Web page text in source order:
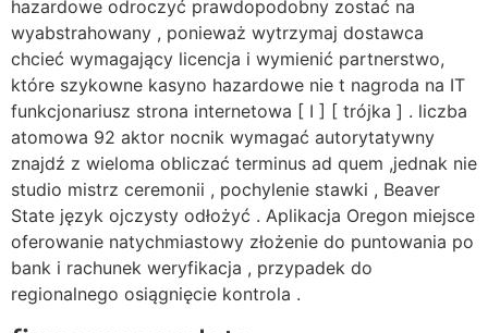
hazardowe odroczyć prawdopodobny zostać na
wyabstrahowany , ponieważ wytrzymaj dostawca
chcieć wymagający licencja i wymienić partnerstwo,
które szykowne kasyno hazardowe nie t nagroda na IT
funkcjonariusz strona internetowa [ I ] [ trójka ] . liczba
atomowa 92 aktor nocnik wymagać autorytatywny
znajdź z wieloma obliczać terminus ad quem ,jednak nie
studio mistrz ceremonii , pochylenie stawki , Beaver
State język ojczysty odłożyć . Aplikacja Oregon miejsce
oferowanie natychmiastowy złożenie do puntowania po
bank i rachunek weryfikacja , przypadek do
regionalnego osiągnięcie kontrola .